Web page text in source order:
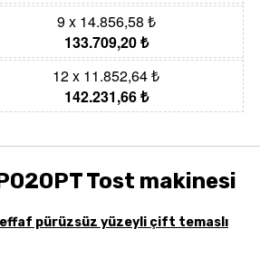
9 x 14.856,58 ₺
133.709,20 ₺
12 x 11.852,64 ₺
142.231,66 ₺
Tost makinesi
pürüzsüz yüzeyli çift temaslı